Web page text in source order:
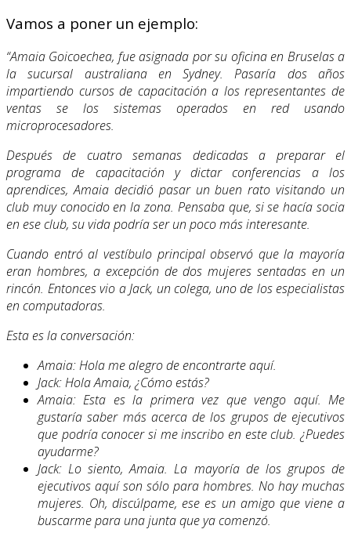
Vamos a poner un ejemplo:
“Amaia Goicoechea, fue asignada por su oficina en Bruselas a
la sucursal australiana en Sydney. Pasaría dos años
impartiendo cursos de capacitación a los representantes de
ventas se los sistemas operados en red usando
microprocesadores.
Después de cuatro semanas dedicadas a preparar el
programa de capacitación y dictar conferencias a los
aprendices, Amaia decidió pasar un buen rato visitando un
club muy conocido en la zona. Pensaba que, si se hacía socia
en ese club, su vida podría ser un poco más interesante.
Cuando entró al vestíbulo principal observó que la mayoría
eran hombres, a excepción de dos mujeres sentadas en un
rincón. Entonces vio a Jack, un colega, uno de los especialistas
en computadoras.
Esta es la conversación:
Amaia: Hola me alegro de encontrarte aquí.
Jack: Hola Amaia, ¿Cómo estás?
Amaia: Esta es la primera vez que vengo aquí. Me
gustaría saber más acerca de los grupos de ejecutivos
que podría conocer si me inscribo en este club. ¿Puedes
ayudarme?
Jack: Lo siento, Amaia. La mayoría de los grupos de
ejecutivos aquí son sólo para hombres. No hay muchas
mujeres. Oh, discúlpame, ese es un amigo que viene a
buscarme para una junta que ya comenzó.